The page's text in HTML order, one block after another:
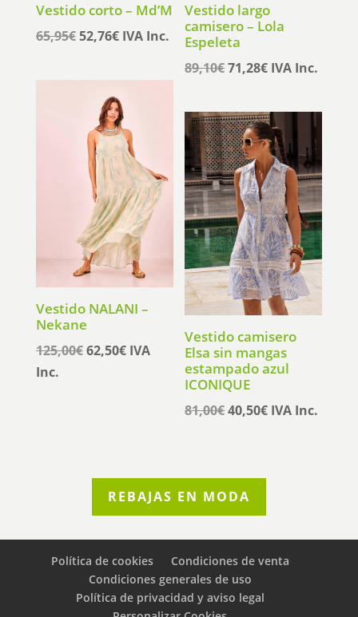
Vestido corto – Md’M
65,95€El
original
65,95€.
52,76€El
actual
es:
52,76€.
IVA Inc.
Vestido largo
camisero – Lola
Espeleta
89,10€El
original
era:
89,10€.
71,28€El
actual
es:
71,28€.
IVA Inc.
Vestido NALANI –
Nekane
125,00€El
62,50€ElIVA
Inc.
Vestido camisero
Elsa sin mangas
estampado azul
ICONIQUE
81,00€El
81,00€.
40,50€ElIVA Inc.
REBAJAS EN MODA
Política de cookies
Condiciones de venta
Condiciones generales de uso
Política de privacidad y aviso legal